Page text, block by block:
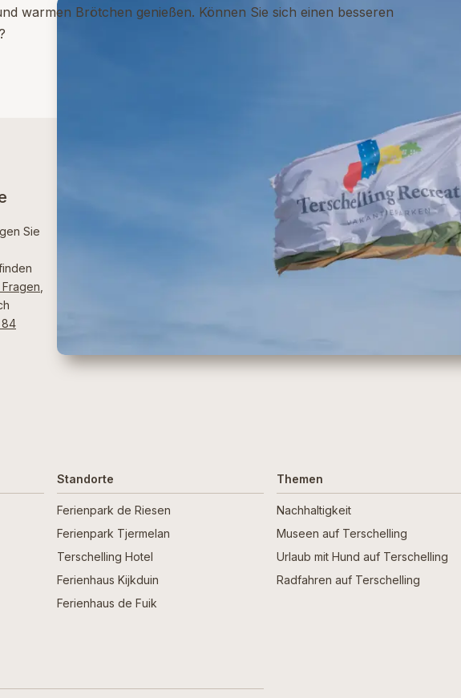
warmen Brötchen genießen. Können Sie sich einen besseren
Sie
84
Standorte
Ferienpark de Riesen
Ferienpark Tjermelan
Terschelling Hotel
Ferienhaus Kijkduin
Ferienhaus de Fuik
Themen
Nachhaltigkeit
Museen auf Terschelling
Urlaub mit Hund auf Terschelling
Radfahren auf Terschelling